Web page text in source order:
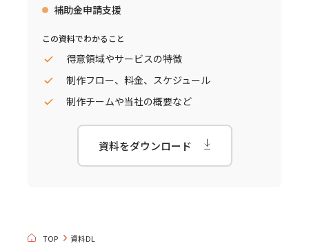
補助金申請支援
この資料でわかること
得意領域やサービスの特徴
制作フロー、料金、スケジュール
制作チームや当社の概要など
資料をダウンロード
TOP 資料DL